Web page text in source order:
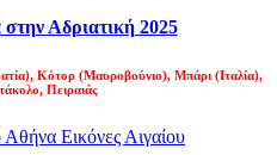
Αδριατική 2025
), Κότορ (Μαυροβούνιο), Μπάρι (Ιταλία),
Πειραιάς